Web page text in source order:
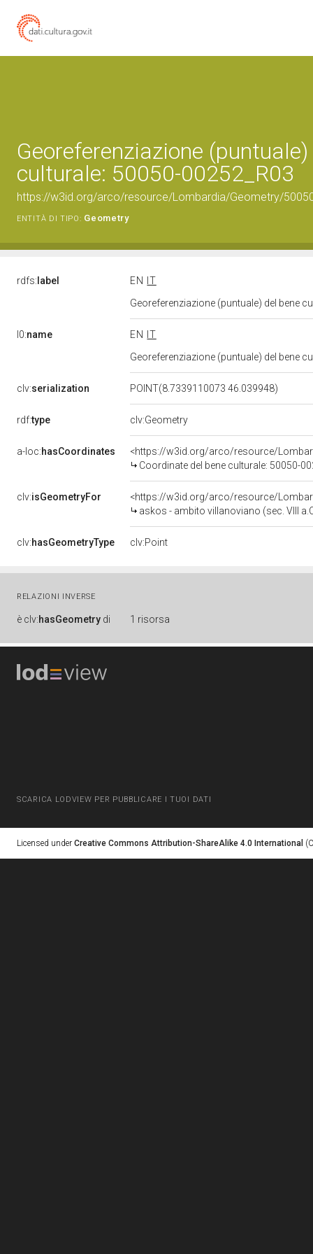
Georeferenziazione
culturale: 50050-00252_R03
https://w3id.org/arco/resource/Lombardia/Geometry/
ENTITÀ DI TIPO: Geometry
rdfs: label EN
IT
Georeferenziazione (puntuale) del bene
l0:name EN
IT
Georeferenziazione (puntuale) del bene
clv:serialization POINT(8.7339110073 46.039948)
rdf:type clv:Geometry
a-loc:hasCoordinates
<https://w3id.org/arco/resource/
Coordinate del bene culturale: 50050-
clv:isGeometryFor
<https://w3id.org/arco/resource/
askos - ambito villanoviano (sec. VIII
clv:hasGeometryType clv:Point
RELAZIONI INVERSE
è clv:hasGeometry di 1 risorsa
SCARICA LODVIEW PER PUBBLICARE I TUOI DATI
Licensed under Creative Commons Attribution-ShareAlike 4.0 International